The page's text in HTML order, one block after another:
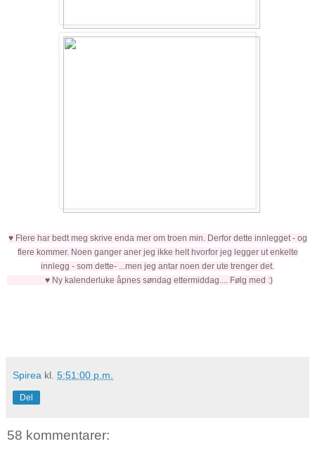
♥ Flere har bedt meg skrive enda mer om troen min. Derfor dette innlegget - og
flere kommer. Noen ganger aner jeg ikke helt hvorfor jeg legger ut enkelte
innlegg - som dette- ...men jeg antar noen der ute trenger det.
♥ Ny kalenderluke åpnes søndag ettermiddag.... Følg med :)
Spirea kl. 5:51:00 p.m.
Del
58 kommentarer: